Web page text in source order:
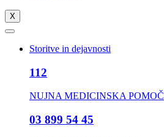
X
Storitve in dejavnosti
112
NUJNA MEDICINSKA POMOČ
03 899 54 45